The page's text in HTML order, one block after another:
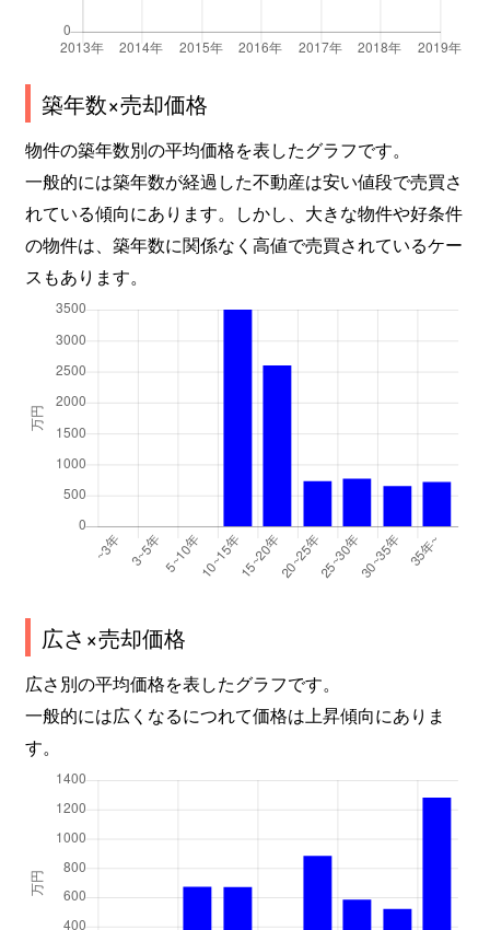
築年数×売却価格
物件の築年数別の平均価格を表したグラフです。
一般的には築年数が経過した不動産は安い値段で売買さ
れている傾向にあります。しかし、大きな物件や好条件
の物件は、築年数に関係なく高値で売買されているケー
スもあります。
広さ×売却価格
広さ別の平均価格を表したグラフです。
一般的には広くなるにつれて価格は上昇傾向にありま
す。